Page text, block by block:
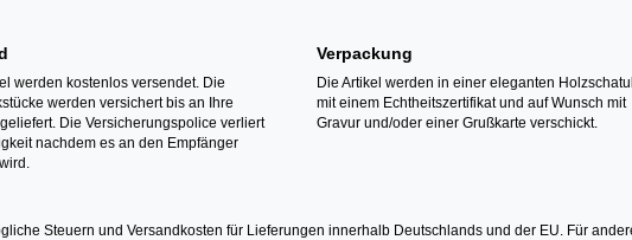
werden kostenlos versendet. Die
werden versichert bis an Ihre
Die Versicherungspolice verliert
nachdem es an den Empfänger
Verpackung
Die Artikel werden in einer eleganten
mit einem Echtheitszertifikat und auf Wunsch mit
Gravur und/oder einer Grußkarte verschickt.
Steuern und Versandkosten für Lieferungen innerhalb Deutschlands und der EU. Für